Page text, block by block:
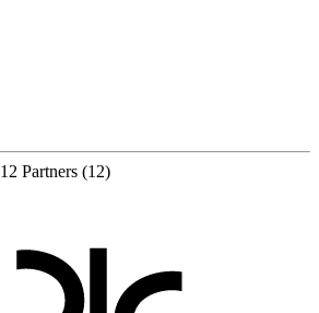
12 Partners (12)